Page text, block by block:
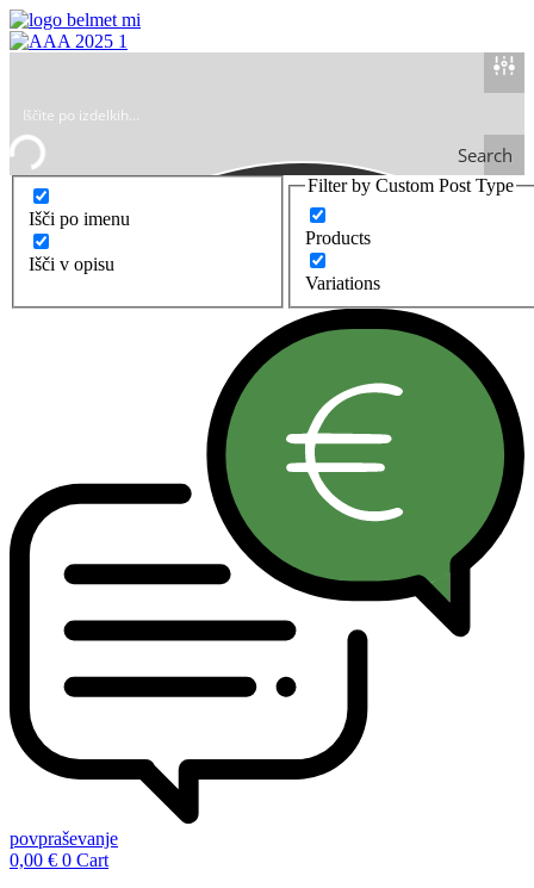
Search
Išči po imenu
Išči v opisu
Filter by Custom Post Type
Products
Variations
povpraševanje
0,00 € 0 Cart